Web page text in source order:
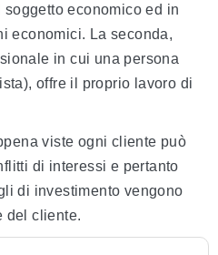
economico ed in
economici. La seconda,
in cui una persona
offre il proprio lavoro di
viste ogni cliente può
di interessi e pertanto
di investimento vengono
del cliente.